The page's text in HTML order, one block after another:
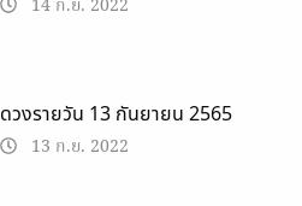
14 ก.ย. 2022
ดวงรายวัน 13 กันยายน 2565
13 ก.ย. 2022